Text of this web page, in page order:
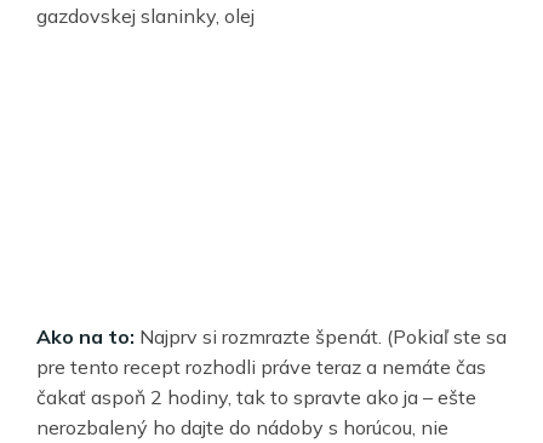
gazdovskej slaninky, olej
Ako na to: Najprv si rozmrazte špenát. (Pokiaľ ste sa
pre tento recept rozhodli práve teraz a nemáte čas
čakať aspoň 2 hodiny, tak to spravte ako ja – ešte
nerozbalený ho dajte do nádoby s horúcou, nie